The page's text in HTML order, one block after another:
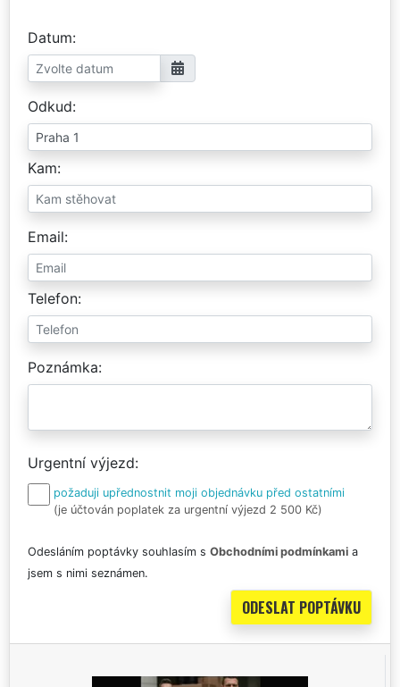
Datum
Odkud
Kam
Email
Telefon
Poznámka
Urgentní výjezd
požaduji upřednostnit moji objednávku před ostatními
(je účtován poplatek za urgentní výjezd 2 500 Kč)
Odesláním poptávky souhlasím s Obchodními podmínkami a
jsem s nimi seznámen.